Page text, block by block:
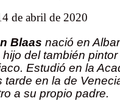
de abril de 2020
Blaas nació en
del también
Estudió en la
tarde en la de
a su propio padre.